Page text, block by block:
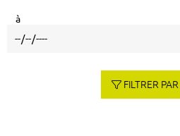
à
FILTRER